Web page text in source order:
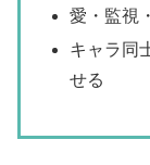
愛・監視
キャラ同
せる